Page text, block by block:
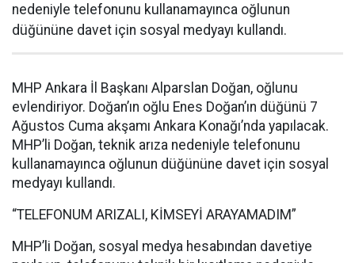
nedeniyle telefonunu kullanamayınca oğlunun
düğününe davet için sosyal medyayı kullandı.
MHP Ankara İl Başkanı Alparslan Doğan, oğlunu
evlendiriyor. Doğan’ın oğlu Enes Doğan’ın düğünü 7
Ağustos Cuma akşamı Ankara Konağı’nda yapılacak.
MHP’li Doğan, teknik arıza nedeniyle telefonunu
kullanamayınca oğlunun düğününe davet için sosyal
medyayı kullandı.
“TELEFONUM ARIZALI, KİMSEYİ ARAYAMADIM”
MHP’li Doğan, sosyal medya hesabından davetiye